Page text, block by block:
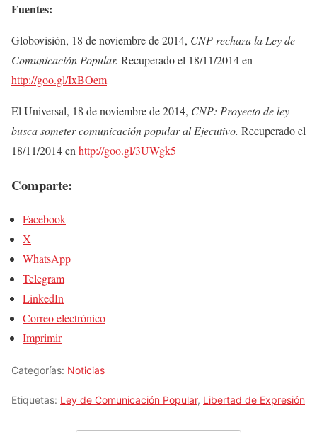
Fuentes:
Globovisión, 18 de noviembre de 2014, CNP rechaza la Ley de
Comunicación Popular. Recuperado el 18/11/2014 en
http://goo.gl/IxBOem
El Universal, 18 de noviembre de 2014, CNP: Proyecto de ley
busca someter comunicación popular al Ejecutivo. Recuperado el
18/11/2014 en http://goo.gl/3UWgk5
Comparte:
Facebook
X
WhatsApp
Telegram
LinkedIn
Correo electrónico
Imprimir
Categorías: Noticias
Etiquetas: Ley de Comunicación Popular, Libertad de Expresión